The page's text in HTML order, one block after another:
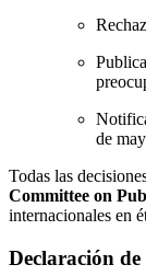
de
Todas las
Committee on
internacionales en
Declaración